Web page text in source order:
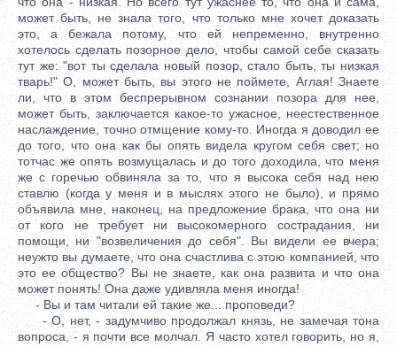
может быть, не знала того, что только мне хочет доказать
это, а бежала потому, что ей непременно, внутренно
хотелось сделать позорное дело, чтобы самой себе сказать
тут же: "вот ты сделала новый позор, стало быть, ты низкая
тварь!" О, может быть, вы этого не поймете, Аглая! Знаете
ли, что в этом беспрерывном сознании позора для нее,
может быть, заключается какое-то ужасное, неестественное
наслаждение, точно отмщение кому-то. Иногда я доводил ее
до того, что она как бы опять видела кругом себя свет; но
тотчас же опять возмущалась и до того доходила, что меня
же с горечью обвиняла за то, что я высока себя над нею
ставлю (когда у меня и в мыслях этого не было), и прямо
объявила мне, наконец, на предложение брака, что она ни
от кого не требует ни высокомерного сострадания, ни
помощи, ни "возвеличения до себя". Вы видели ее вчера;
неужто вы думаете, что она счастлива с этою компанией, что
это ее общество? Вы не знаете, как она развита и что она
может понять! Она даже удивляла меня иногда!
- Вы и там читали ей такие же... проповеди?
- О, нет, - задумчиво продолжал князь, не замечая тона
вопроса, - я почти все молчал. Я часто хотел говорить, но я,